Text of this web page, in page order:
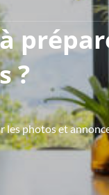
?
les photos et